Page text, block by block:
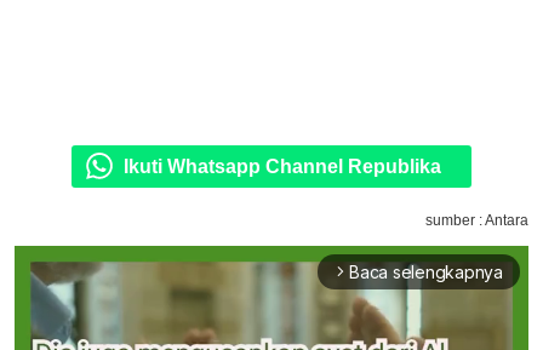
Ikuti Whatsapp Channel Republika
sumber : Antara
arrow_forward_ios Baca selengkapnya